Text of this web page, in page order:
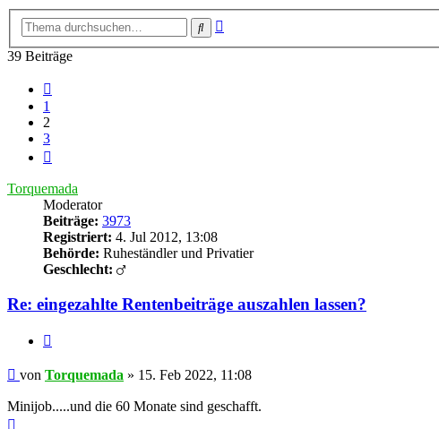
Suche
39 Beiträge
1
2
3
Torquemada
Moderator
Beiträge: 3973
Registriert: 4. Jul 2012, 13:08
Behörde: Ruheständler und Privatier
Geschlecht:
Re: eingezahlte Rentenbeiträge auszahlen lassen?
Beitrag
von Torquemada » 15. Feb 2022, 11:08
Minijob.....und die 60 Monate sind geschafft.